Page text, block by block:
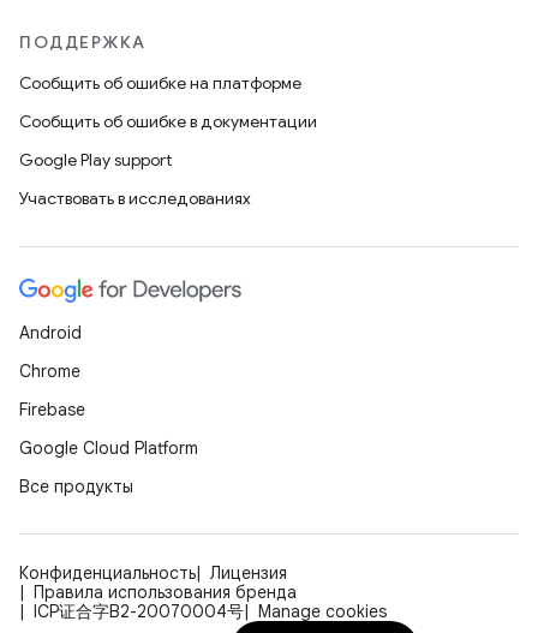
ПОДДЕРЖКА
Сообщить об ошибке на платформе
Сообщить об ошибке в документации
Google Play support
Участвовать в исследованиях
Android
Chrome
Firebase
Google Cloud Platform
Все продукты
Конфиденциальность
Лицензия
Правила использования бренда
ICP证合字B2-20070004号
Manage cookies